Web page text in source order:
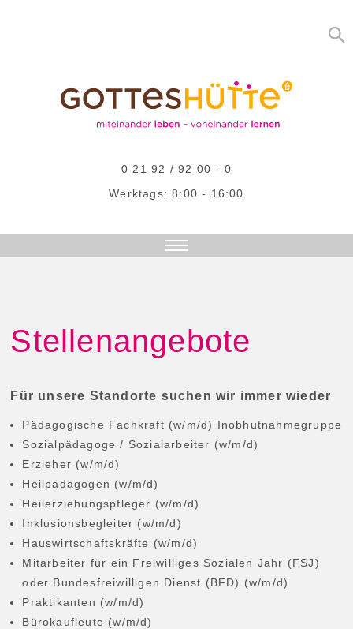
0 21 92 / 92 00 - 0
Werktags: 8:00 - 16:00
STELLENANGEBOTE
HELFEN
KONTAKT
TERMINE
Stellenangebote
Für unsere Standorte suchen wir immer wieder
Pädagogische Fachkraft (w/m/d) Inobhutnahmegruppe
Sozialpädagoge / Sozialarbeiter (w/m/d)
Erzieher (w/m/d)
Heilpädagogen (w/m/d)
Heilerziehungspfleger (w/m/d)
Inklusionsbegleiter (w/m/d)
Hauswirtschaftskräfte (w/m/d)
Mitarbeiter für ein Freiwilliges Sozialen Jahr (FSJ)
oder Bundesfreiwilligen Dienst (BFD) (w/m/d)
Praktikanten (w/m/d)
Bürokaufleute (w/m/d)